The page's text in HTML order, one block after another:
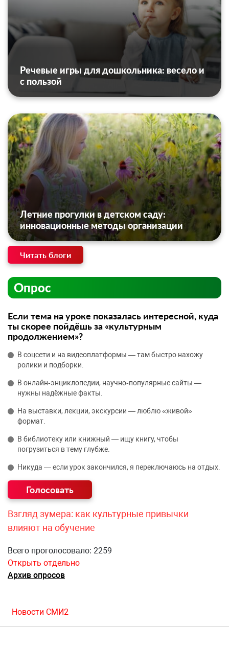
Речевые игры для дошкольника: весело и
с пользой
Летние прогулки в детском саду:
инновационные методы организации
Читать блоги
Опрос
Если тема на уроке показалась интересной, куда
ты скорее пойдёшь за «культурным
продолжением»?
В соцсети и на видеоплатформы — там быстро нахожу
ролики и подборки.
В онлайн‑энциклопедии, научно‑популярные сайты —
нужны надёжные факты.
На выставки, лекции, экскурсии — люблю «живой»
формат.
В библиотеку или книжный — ищу книгу, чтобы
погрузиться в тему глубже.
Никуда — если урок закончился, я переключаюсь на отдых.
Взгляд зумера: как культурные привычки
влияют на обучение
Всего проголосовало: 2259
Открыть отдельно
Архив опросов
Новости СМИ2